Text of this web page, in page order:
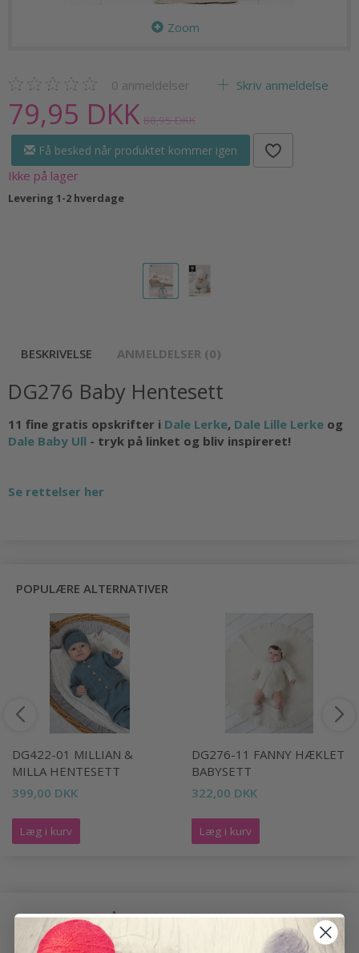
Zoom
0 anmeldelser Skriv anmeldelse
79,95 DKK 88,95 DKK
Få besked når produktet kommer igen
Ikke på lager
Levering 1-2 hverdage
BESKRIVELSE ANMELDELSER (0)
DG276 Baby Hentesett
11 fine gratis opskrifter i Dale Lerke, Dale Lille Lerke og
Dale Baby Ull - tryk på linket og bliv inspireret!
Se rettelser her
POPULÆRE ALTERNATIVER
DG422-01 MILLIAN &
MILLA HENTESETT
399,00 DKK
Læg i kurv
DG276-11 FANNY HÆKLET
BABYSETT
322,00 DKK
Læg i kurv
ANDRE HAR OGSÅ SET